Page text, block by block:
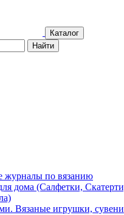
Каталог
Найти
по вязанию
дома (Салфетки,
Вязаные игрушки,